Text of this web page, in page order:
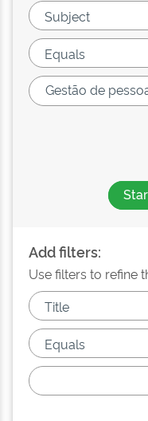
Add filters:
Use filters to refine